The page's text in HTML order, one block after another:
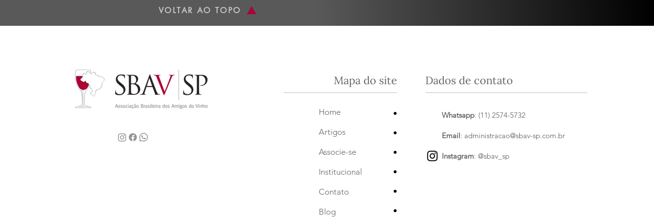
dos Andes - 01/07/25VOLTAR AO TOPO
Mapa do site
Home
Artigos
Associe-se
Institucional
Contato
Blog
•
•
•
•
•
•
Dados de contato
Whatsapp: (11) 2574-5732
Email: administracao@sbav-sp.com.br
Instagram: @sbav_sp